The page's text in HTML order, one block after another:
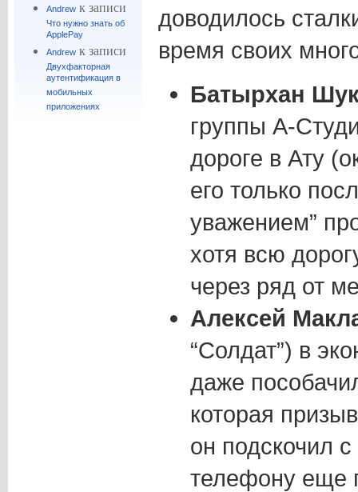
Andrewк записи
Что нужно знать об
ApplePay
Andrewк записи
Двухфакторная
аутентификация в
мобильных
приложениях
доводилось
время своих
Батырхан
группы А-
дороге в Ату
его только
уважением”
хотя всю
через ряд от
Алексей
“Солдат”) в
даже
которая
он подскочил
телефону еще